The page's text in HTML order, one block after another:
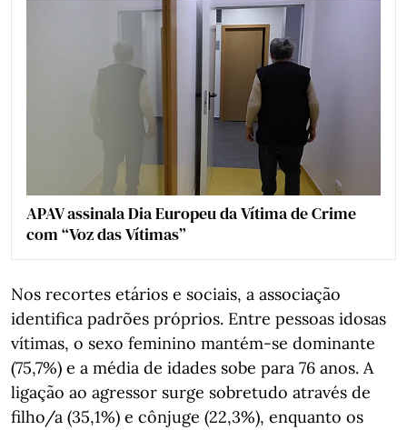
APAV assinala Dia Europeu da Vítima de Crime
com “Voz das Vítimas”
Nos recortes etários e sociais, a associação
identifica padrões próprios. Entre pessoas idosas
vítimas, o sexo feminino mantém-se dominante
(75,7%) e a média de idades sobe para 76 anos. A
ligação ao agressor surge sobretudo através de
filho/a (35,1%) e cônjuge (22,3%), enquanto os